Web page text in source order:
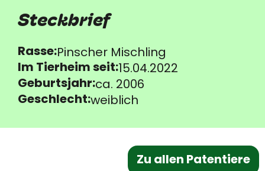
Steckbrief
Rasse:Pinscher Mischling
Im Tierheim seit:15.04.2022
Geburtsjahr:ca. 2006
Geschlecht:weiblich
Zu allen Patentiere